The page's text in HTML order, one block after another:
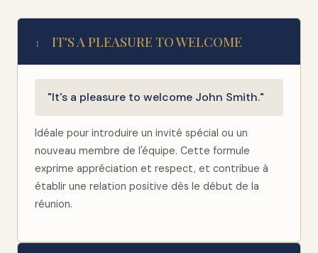
1 IT'S A PLEASURE TO WELCOME
"It's a pleasure to welcome John Smith."
Idéale pour introduire un invité spécial ou un
nouveau membre de l'équipe. Cette formule
exprime appréciation et respect, et contribue à
établir une relation positive dès le début de la
réunion.